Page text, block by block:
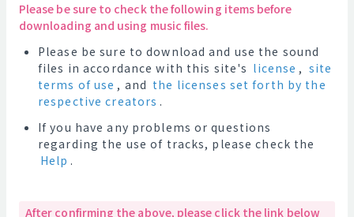
Please be sure to check the following items before
downloading and using music files.
Please be sure to download and use the sound
files in accordance with this site's license , site
terms of use , and the licenses set forth by the
respective creators .
If you have any problems or questions
regarding the use of tracks, please check the
Help .
After confirming the above, please click the link below